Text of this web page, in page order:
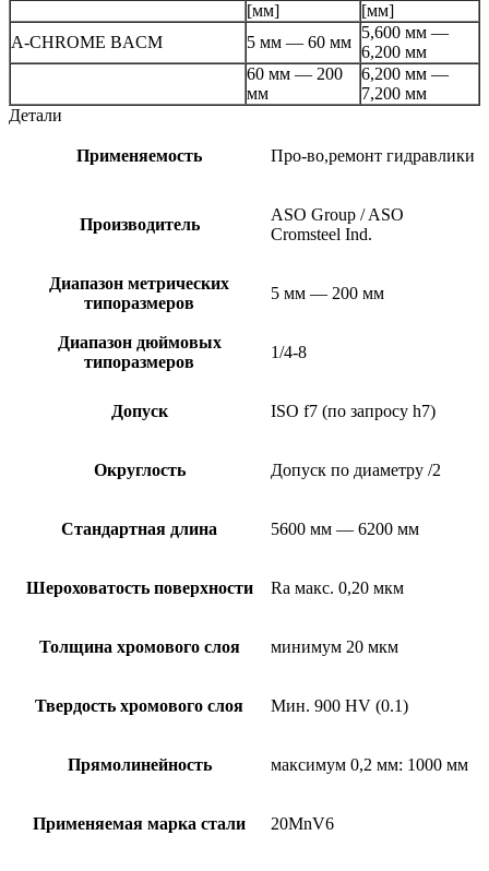
[мм]
[мм]
A-CHROME BACM
5 мм — 60 мм
5,600 мм —
6,200 мм
60 мм — 200
мм
6,200 мм —
7,200 мм
Детали
Применяемость Про-во,ремонт гидравлики
Производитель
ASO Group / ASO
Cromsteel Ind.
Диапазон метрических
типоразмеров
5 мм — 200 мм
Диапазон дюймовых
типоразмеров
1/4-8
Допуск ISO f7 (по запросу h7)
Округлость Допуск по диаметру /2
Стандартная длина 5600 мм — 6200 мм
Шероховатость поверхности Ra макс. 0,20 мкм
Толщина хромового слоя минимум 20 мкм
Твердость хромового слоя Мин. 900 HV (0.1)
Прямолинейность максимум 0,2 мм: 1000 мм
Применяемая марка стали 20MnV6